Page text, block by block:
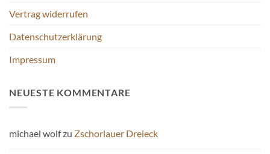
Vertrag widerrufen
Datenschutzerklärung
Impressum
NEUESTE KOMMENTARE
michael wolfzu Zschorlauer Dreieck